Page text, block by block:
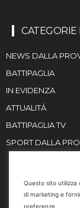
NEWS DALLA
BATTIPAGLIA
IN EVIDENZA
ATTUALITÀ
BATTIPAGLIA TV
SPORT DALLA
Questo sito utilizza
di marketing e
preferenze.